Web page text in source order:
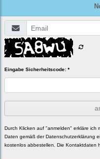
Eingabe Sicherheitscode: *
Durch Klicken auf "anmelden" erkläre ich
Daten gemäß derDatenschutzerklärung
kostenlos abbestellen. Die Kontaktdaten